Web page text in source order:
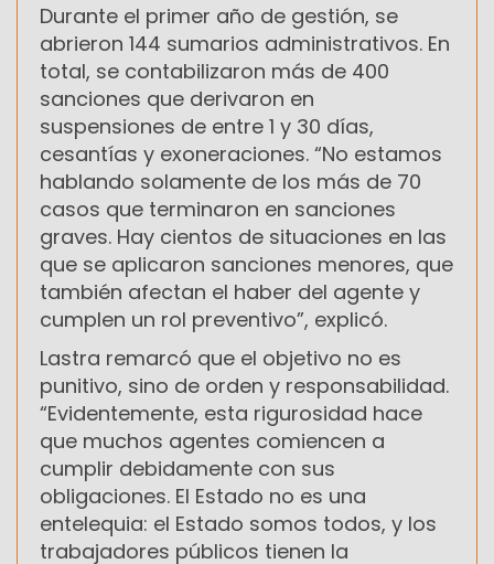
Durante el primer año de gestión, se
abrieron 144 sumarios administrativos. En
total, se contabilizaron más de 400
sanciones que derivaron en
suspensiones de entre 1 y 30 días,
cesantías y exoneraciones. “No estamos
hablando solamente de los más de 70
casos que terminaron en sanciones
graves. Hay cientos de situaciones en las
que se aplicaron sanciones menores, que
también afectan el haber del agente y
cumplen un rol preventivo”, explicó.
Lastra remarcó que el objetivo no es
punitivo, sino de orden y responsabilidad.
“Evidentemente, esta rigurosidad hace
que muchos agentes comiencen a
cumplir debidamente con sus
obligaciones. El Estado no es una
entelequia: el Estado somos todos, y los
trabajadores públicos tienen la